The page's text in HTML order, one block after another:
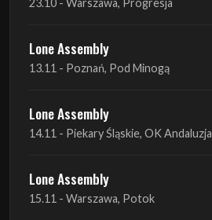
Lone Assembly
13.11 - Poznań, Pod Minogą
Lone Assembly
14.11 - Piekary Śląskie, OK Andaluzja
Lone Assembly
15.11 - Warszawa, Potok